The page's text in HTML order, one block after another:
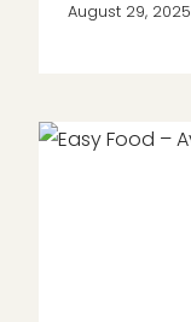
August 29, 2025